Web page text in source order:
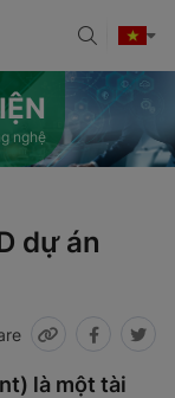
nghệ
dự án
là một tài